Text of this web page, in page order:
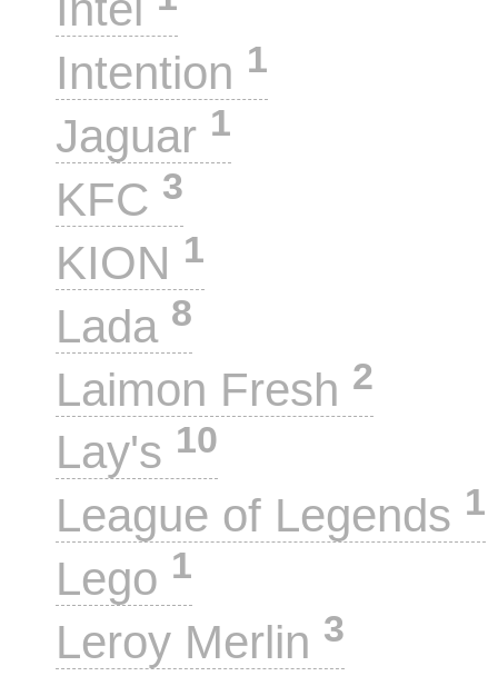
Intention 1
Jaguar 1
KFC 3
KION 1
Lada 8
Laimon Fresh 2
Lay's 10
League of Legends 1
Lego 1
Leroy Merlin 3